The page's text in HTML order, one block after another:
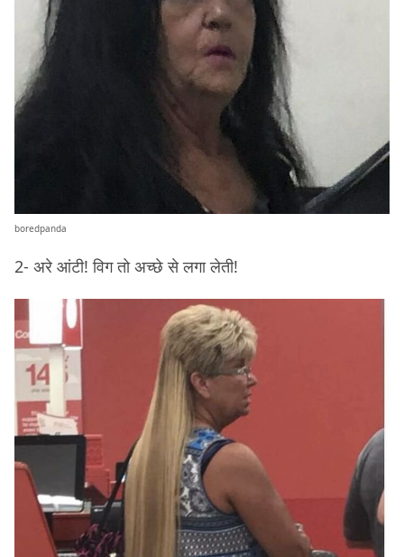
boredpanda
2- अरे आंटी! विग तो अच्छे से लगा लेती!